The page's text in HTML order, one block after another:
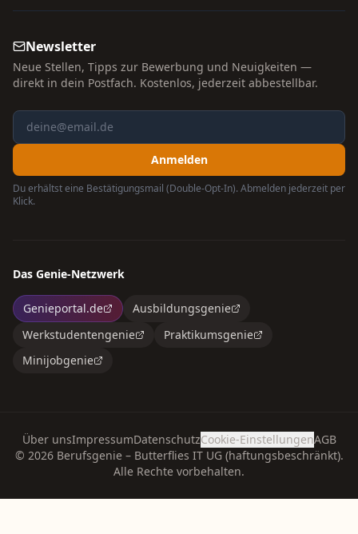
Newsletter
Neue Stellen, Tipps zur Bewerbung und Neuigkeiten —
direkt in dein Postfach. Kostenlos, jederzeit abbestellbar.
Anmelden
Du erhältst eine Bestätigungsmail (Double-Opt-In). Abmelden jederzeit per
Klick.
Das Genie-Netzwerk
Genieportal.de
Ausbildungsgenie
Werkstudentengenie
Praktikumsgenie
Minijobgenie
Über unsImpressumDatenschutzCookie-EinstellungenAGB
© 2026Berufsgenie – Butterflies IT UG (haftungsbeschränkt).
Alle Rechte vorbehalten.